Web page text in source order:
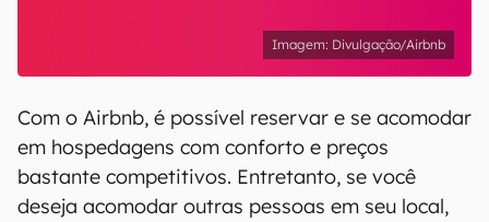
Divulgação/Airbnb
Com o Airbnb, é possível reservar e se acomodar
em hospedagens com conforto e preços
bastante competitivos. Entretanto, se você
deseja acomodar outras pessoas em seu local,